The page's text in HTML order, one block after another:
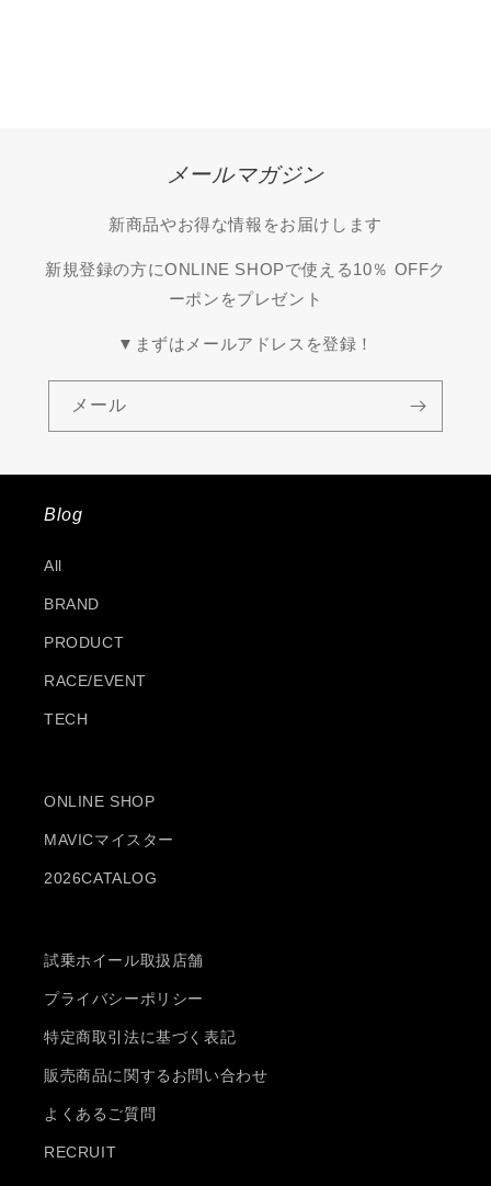
メールマガジン
新商品やお得な情報をお届けします
新規登録の方にONLINE SHOPで使える10％ OFFク
ーポンをプレゼント
▼まずはメールアドレスを登録！
メール
Blog
All
BRAND
PRODUCT
RACE/EVENT
TECH
ONLINE SHOP
MAVICマイスター
2026CATALOG
試乗ホイール取扱店舗
プライバシーポリシー
特定商取引法に基づく表記
販売商品に関するお問い合わせ
よくあるご質問
RECRUIT